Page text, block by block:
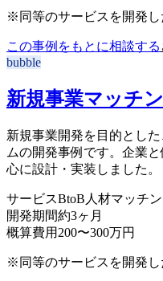
※同等のサービスを開発し
この事例をもとに相談する
bubble
新規事業マッチ
新規事業開発を目的とし
ムの開発事例です。企業
心に設計・実装しました。
サービスBtoB人材マッチ
開発期間約3ヶ月
概算費用 200〜300万円
※同等のサービスを開発し